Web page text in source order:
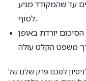
עד שהמקודד מגיע
לסוף.
יורדת באופן
לסכם פרק שלם של